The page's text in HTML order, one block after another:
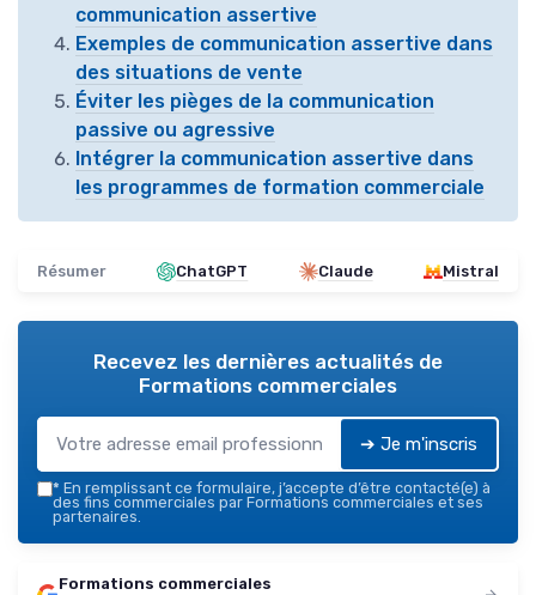
communication assertive
Exemples de communication assertive dans
des situations de vente
Éviter les pièges de la communication
passive ou agressive
Intégrer la communication assertive dans
les programmes de formation commerciale
Résumer ChatGPT Claude Mistral
Recevez les dernières actualités de
Formations commerciales
➔ Je m'inscris
* En remplissant ce formulaire, j’accepte d’être contacté(e) à
des fins commerciales par Formations commerciales et ses
partenaires.
Formations commerciales